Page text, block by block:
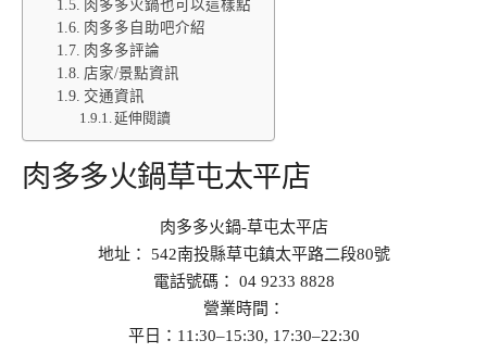
肉多多火鍋也可以這樣點
肉多多自助吧介紹
肉多多評論
店家/景點資訊
交通資訊
延伸閱讀
肉多多火鍋草屯太平店
肉多多火鍋-草屯太平店
地址： 542南投縣草屯鎮太平路二段80號
電話號碼： 04 9233 8828
營業時間：
平日：11:30–15:30, 17:30–22:30